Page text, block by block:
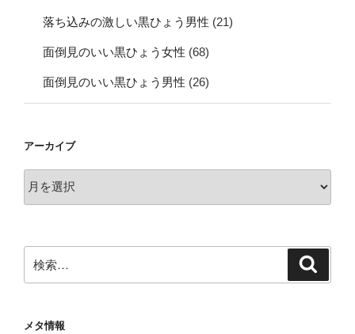
落ち込みの激しい黒ひょう男性 (21)
面倒見のいい黒ひょう女性 (68)
面倒見のいい黒ひょう男性 (26)
アーカイブ
ー
索:
メタ情報